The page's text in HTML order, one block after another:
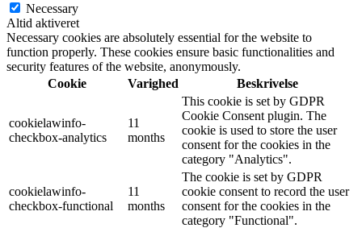
Necessary
Altid aktiveret
Necessary cookies are absolutely essential for the website to
function properly. These cookies ensure basic functionalities and
security features of the website, anonymously.
Cookie
Varighed Beskrivelse
cookielawinfo-
checkbox-analytics
11
months
This cookie is set by GDPR
Cookie Consent plugin. The
cookie is used to store the user
consent for the cookies in the
category "Analytics".
cookielawinfo-
checkbox-functional
11
months
The cookie is set by GDPR
cookie consent to record the user
consent for the cookies in the
category "Functional".